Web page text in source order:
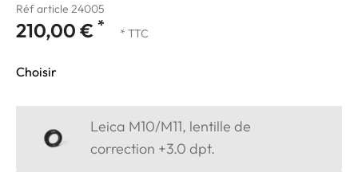
Réf article 24005
210,00 € * * TTC
Choisir
Leica M10/M11, lentille de
correction +3.0 dpt.